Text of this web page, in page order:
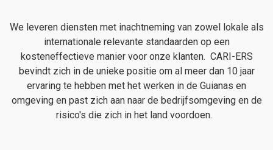
We leveren diensten met inachtneming van zowel lokale als
internationale relevante standaarden op een
kosteneffectieve manier voor onze klanten. CARI-ERS
bevindt zich in de unieke positie om al meer dan 10 jaar
ervaring te hebben met het werken in de Guianas en
omgeving en past zich aan naar de bedrijfsomgeving en de
risico's die zich in het land voordoen.